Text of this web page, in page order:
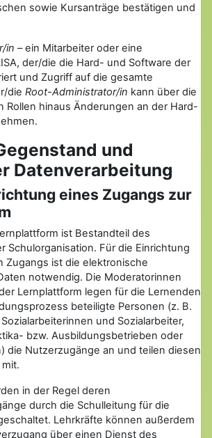
sowie Kursanträge bestätigen und
in – ein Mitarbeiter oder eine
der/die die Hard- und Software der
und Zugriff auf die gesamte
die Root-Administrator/in kann über die
Rollen hinaus Änderungen an der Hard-
und
Datenverarbeitung
eines Zugangs zur
ist Bestandteil des
Schulorganisation. Für die Einrichtung
Zugangs ist die elektronische
notwendig. Die Moderatorinnen
Lernplattform legen für die Lernenden
beteiligte Personen (z. B.
und Sozialarbeiter,
bzw. Ausbildungsbetrieben oder
die Nutzerzugänge an und teilen diesen
in der Regel deren
durch die Schulleitung für die
Lehrkräfte können außerdem
über einen Dienst des